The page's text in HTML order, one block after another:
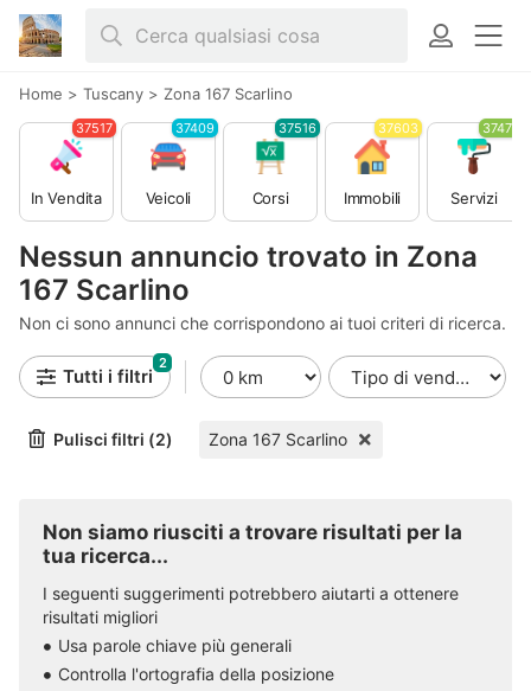
Home > Tuscany > Zona 167 Scarlino
Nessun annuncio trovato in Zona
167 Scarlino
Non ci sono annunci che corrispondono ai tuoi criteri di ricerca.
In Vendita
37517
Veicoli
37409
Corsi
37516
Immobili
37603
Servizi
37479
Tutti i filtri
2
Pulisci filtri (2) Zona 167 Scarlino
Non siamo riusciti a trovare risultati per la
tua ricerca...
I seguenti suggerimenti potrebbero aiutarti a ottenere
risultati migliori
Usa parole chiave più generali
Controlla l'ortografia della posizione